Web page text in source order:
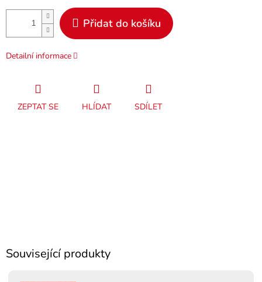
Přidat do košíku
Detailní informace
ZEPTAT SE HLÍDAT SDÍLET
Související produkty